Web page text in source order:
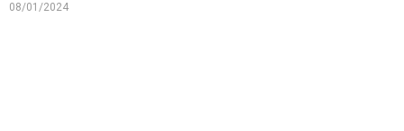
08/01/2024